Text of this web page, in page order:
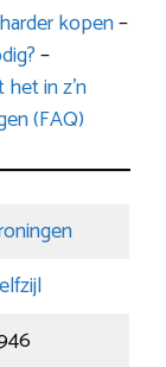
kopen–
–
in z’n
(FAQ)